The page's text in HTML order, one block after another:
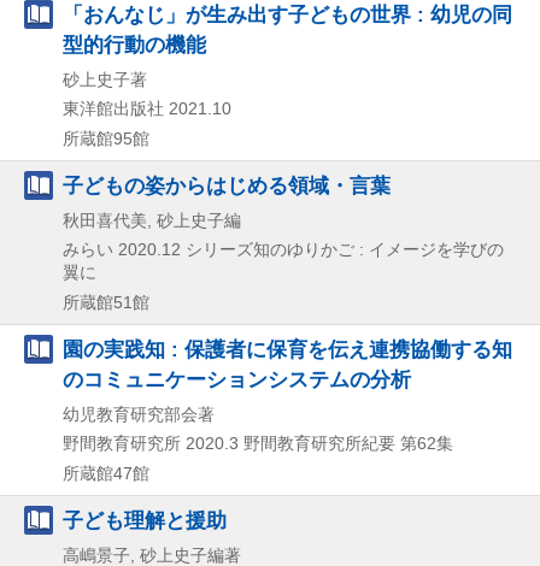
「おんなじ」が生み出す子どもの世界 : 幼児の同
型的行動の機能
砂上史子著
東洋館出版社 2021.10
所蔵館95館
子どもの姿からはじめる領域・言葉
秋田喜代美, 砂上史子編
みらい 2020.12 シリーズ知のゆりかご : イメージを学びの
翼に
所蔵館51館
園の実践知 : 保護者に保育を伝え連携協働する知
のコミュニケーションシステムの分析
幼児教育研究部会著
野間教育研究所 2020.3 野間教育研究所紀要 第62集
所蔵館47館
子ども理解と援助
高嶋景子, 砂上史子編著